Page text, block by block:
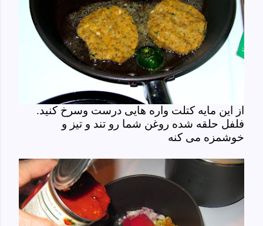
از این مایه کتلت واره هایی درست وسرخ کنید.
فلفل حلقه شده روغن شما رو تند و تیز و
خوشمزه می کنه